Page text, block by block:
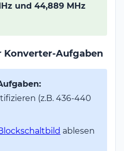
und 44,889 MHz
Konverter-Aufgaben
(z.B. 436-440
ablesen